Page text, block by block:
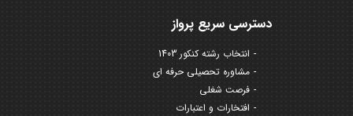
دسترسی سریع پرواز
انتخاب رشته کنکور 1403
مشاوره تحصیلی حرفه ای
فرصت شغلی
افتخارات و اعتبارات